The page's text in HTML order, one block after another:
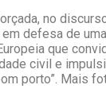
no
defesa de
que
civil e
porto”. Mais